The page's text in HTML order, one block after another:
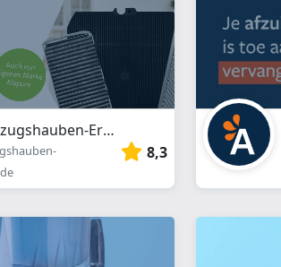
Dunstabzugshauben-Ersatzfilter.de
8,3